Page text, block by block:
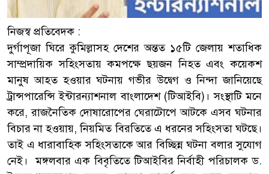
নিজস্ব প্রতিবেদক :
দুর্গাপূজা ঘিরে কুমিল্লাসহ দেশের অন্তত ১৫টি জেলায় শতাধিক
সাম্প্রদায়িক সহিংসতায় কমপক্ষে ছয়জন নিহত এবং কয়েকশ
মানুষ আহত হওয়ার ঘটনায় গভীর উদ্বেগ ও নিন্দা জানিয়েছে
ট্রান্সপারেন্সি ইন্টারন্যাশনাল বাংলাদেশ (টিআইবি)। সংস্থাটি মনে
করে, রাজনৈতিক দোষারোপের ঘেরাটোপে আটকে এসব ঘটনার
বিচার না হওয়ায়, নিয়মিত বিরতিতে এ ধরনের সহিংসতা ঘটছে।
তাই এ ধারাবাহিক সহিংসতাকে আর বিচ্ছিন্ন ঘটনা বলার সুযোগ
নেই। মঙ্গলবার এক বিবৃতিতে টিআইবির নির্বাহী পরিচালক ড.